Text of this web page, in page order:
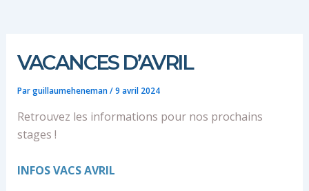
VACANCES D’AVRIL
Parguillaumeheneman/9 avril 2024
Retrouvez les informations pour nos prochains
stages !
INFOS VACS AVRIL